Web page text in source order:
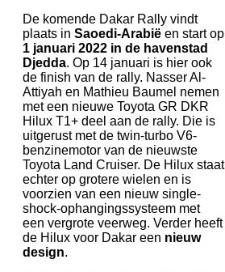
De komende Dakar Rally vindt
plaats in Saoedi-Arabië en start op
1 januari 2022 in de havenstad
Djedda. Op 14 januari is hier ook
de finish van de rally. Nasser Al-
Attiyah en Mathieu Baumel nemen
met een nieuwe Toyota GR DKR
Hilux T1+ deel aan de rally. Die is
uitgerust met de twin-turbo V6-
benzinemotor van de nieuwste
Toyota Land Cruiser. De Hilux staat
echter op grotere wielen en is
voorzien van een nieuw single-
shock-ophangingssysteem met
een vergrote veerweg. Verder heeft
de Hilux voor Dakar een nieuw
design.